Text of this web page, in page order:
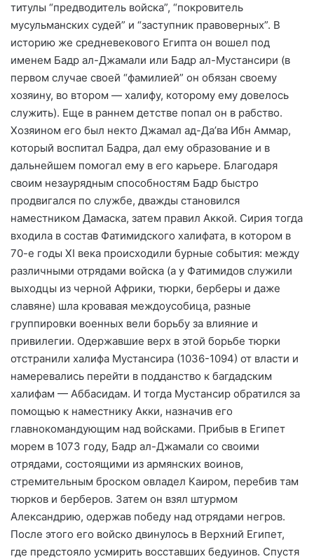
титулы “предводитель войска”, “покровитель
мусульманских судей” и “заступник правоверных”. В
историю же средневекового Египта он вошел под
именем Бадр ал-Джамали или Бадр ал-Мустансири (в
первом случае своей “фамилией” он обязан своему
хозяину, во втором — халифу, которому ему довелось
служить). Еще в раннем детстве попал он в рабство.
Хозяином его был некто Джамал ад-Да’ва Ибн Аммар,
который воспитал Бадра, дал ему образование и в
дальнейшем помогал ему в его карьере. Благодаря
своим незаурядным способностям Бадр быстро
продвигался по службе, дважды становился
наместником Дамаска, затем правил Аккой. Сирия тогда
входила в состав Фатимидского халифата, в котором в
70-е годы XI века происходили бурные события: между
различными отрядами войска (а у Фатимидов служили
выходцы из черной Африки, тюрки, берберы и даже
славяне) шла кровавая междоусобица, разные
группировки военных вели борьбу за влияние и
привилегии. Одержавшие верх в этой борьбе тюрки
отстранили халифа Мустансира (1036-1094) от власти и
намеревались перейти в подданство к багдадским
халифам — Аббасидам. И тогда Мустансир обратился за
помощью к наместнику Акки, назначив его
главнокомандующим над войсками. Прибыв в Египет
морем в 1073 году, Бадр ал-Джамали со своими
отрядами, состоящими из армянских воинов,
стремительным броском овладел Каиром, перебив там
тюрков и берберов. Затем он взял штурмом
Александрию, одержав победу над отрядами негров.
После этого его войско двинулось в Верхний Египет,
где предстояло усмирить восставших бедуинов. Спустя